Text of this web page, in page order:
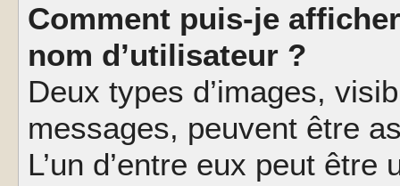
Comment puis-je
nom d’utilisateur ?
Deux types d’images,
messages, peuvent être
L’un d’entre eux peut